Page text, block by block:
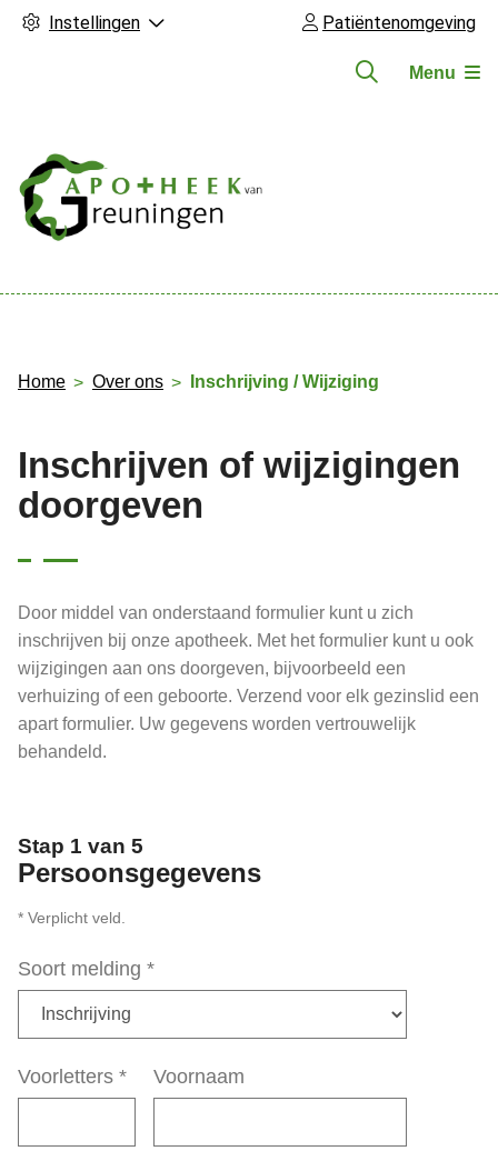
Instellingen Patiëntenomgeving
Menu
Home Over ons Inschrijving / Wijziging
Inschrijven of wijzigingen
doorgeven
Door middel van onderstaand formulier kunt u zich
inschrijven bij onze apotheek. Met het formulier kunt u ook
wijzigingen aan ons doorgeven, bijvoorbeeld een
verhuizing of een geboorte. Verzend voor elk gezinslid een
apart formulier. Uw gegevens worden vertrouwelijk
behandeld.
Stap 1 van 5
Persoonsgegevens
* Verplicht veld.
Soort melding *
Voorletters * Voornaam